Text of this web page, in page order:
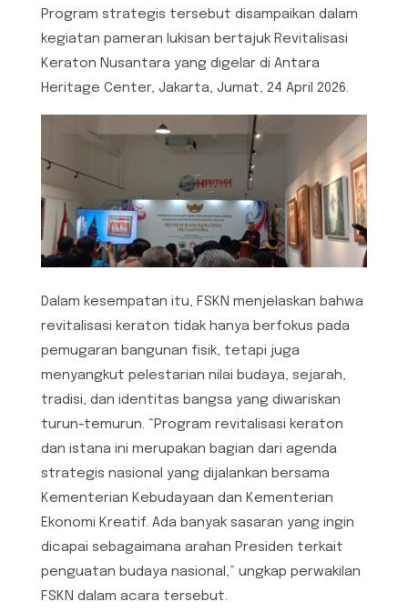
Program strategis tersebut disampaikan dalam
kegiatan pameran lukisan bertajuk Revitalisasi
Keraton Nusantara yang digelar di Antara
Heritage Center, Jakarta, Jumat, 24 April 2026.
Dalam kesempatan itu, FSKN menjelaskan bahwa
revitalisasi keraton tidak hanya berfokus pada
pemugaran bangunan fisik, tetapi juga
menyangkut pelestarian nilai budaya, sejarah,
tradisi, dan identitas bangsa yang diwariskan
turun-temurun. “Program revitalisasi keraton
dan istana ini merupakan bagian dari agenda
strategis nasional yang dijalankan bersama
Kementerian Kebudayaan dan Kementerian
Ekonomi Kreatif. Ada banyak sasaran yang ingin
dicapai sebagaimana arahan Presiden terkait
penguatan budaya nasional,” ungkap perwakilan
FSKN dalam acara tersebut.